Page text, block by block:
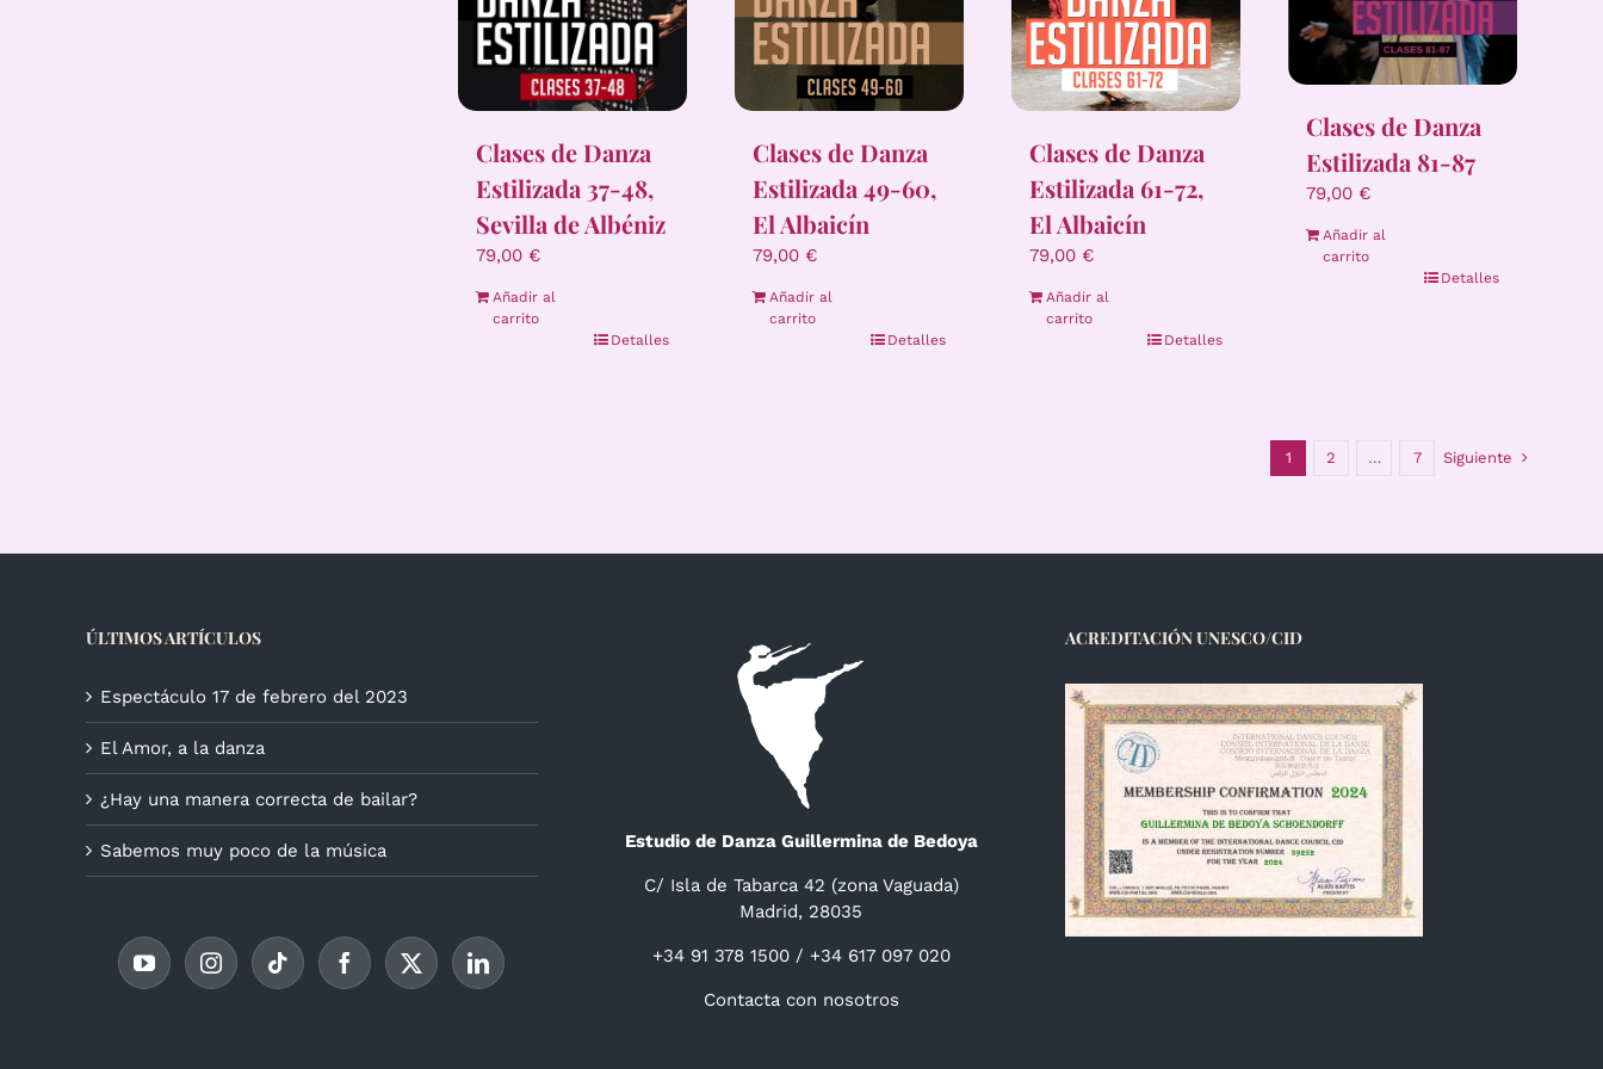
Clases de Danza
Estilizada 37-48,
Sevilla de Albéniz
79,00 €
Añadir al
carrito
Detalles
Clases de Danza
Estilizada 49-60,
El Albaicín
79,00 €
Añadir al
carrito
Detalles
Clases de Danza
Estilizada 61-72,
El Albaicín
79,00 €
Añadir al
carrito
Detalles
Clases de Danza
Estilizada 81-87
79,00 €
Añadir al
carrito
Detalles
1 2 … 7 Siguiente
ÚLTIMOS ARTÍCULOS
Espectáculo 17 de febrero del 2023
El Amor, a la danza
¿Hay una manera correcta de bailar?
Sabemos muy poco de la música Estudio de Danza Guillermina de Bedoya
C/ Isla de Tabarca 42 (zona Vaguada)
Madrid, 28035
+34 91 378 1500 / +34 617 097 020
Contacta con nosotros
ACREDITACIÓN UNESCO/CID